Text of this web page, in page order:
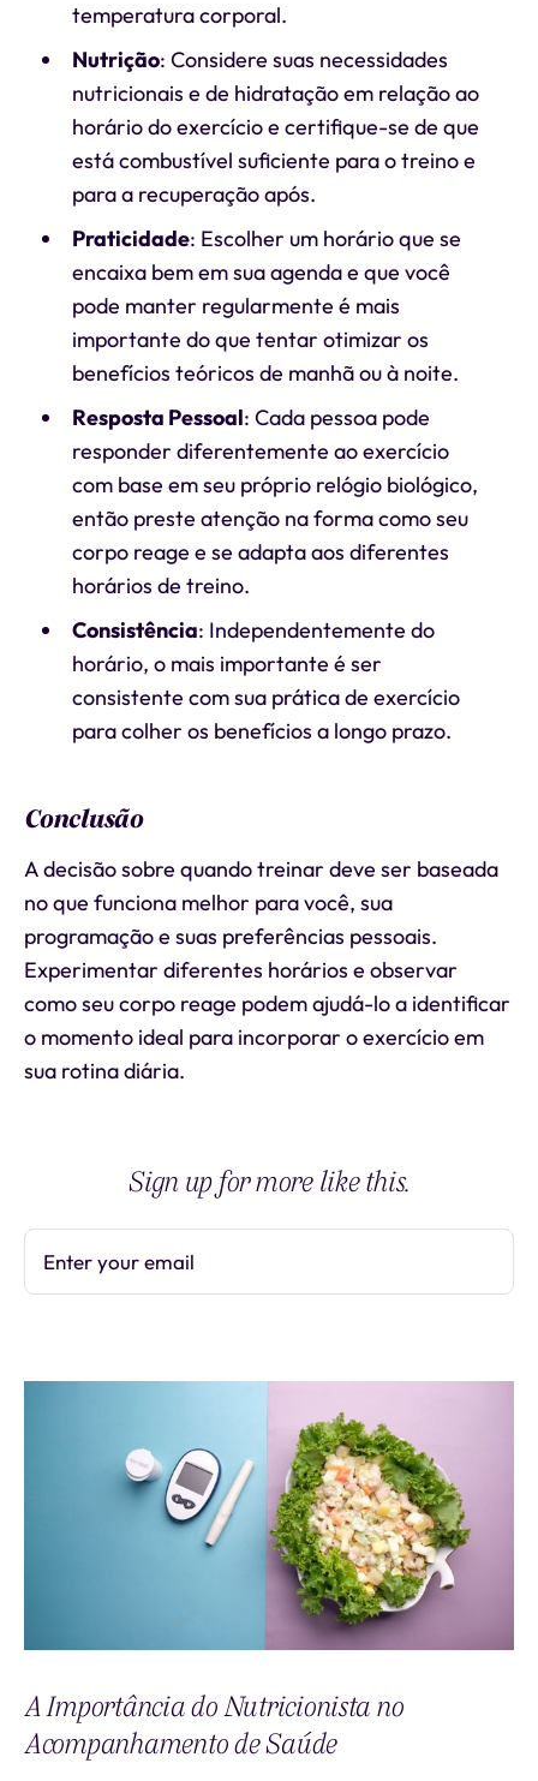
temperatura corporal.
Nutrição: Considere suas necessidades
nutricionais e de hidratação em relação ao
horário do exercício e certifique-se de que
está combustível suficiente para o treino e
para a recuperação após.
Praticidade: Escolher um horário que se
encaixa bem em sua agenda e que você
pode manter regularmente é mais
importante do que tentar otimizar os
benefícios teóricos de manhã ou à noite.
Resposta Pessoal: Cada pessoa pode
responder diferentemente ao exercício
com base em seu próprio relógio biológico,
então preste atenção na forma como seu
corpo reage e se adapta aos diferentes
horários de treino.
Consistência: Independentemente do
horário, o mais importante é ser
consistente com sua prática de exercício
para colher os benefícios a longo prazo.
Conclusão
A decisão sobre quando treinar deve ser baseada
no que funciona melhor para você, sua
programação e suas preferências pessoais.
Experimentar diferentes horários e observar
como seu corpo reage podem ajudá-lo a identificar
o momento ideal para incorporar o exercício em
sua rotina diária.
Sign up for more like this.
Enter your email
A Importância do Nutricionista no
Acompanhamento de Saúde